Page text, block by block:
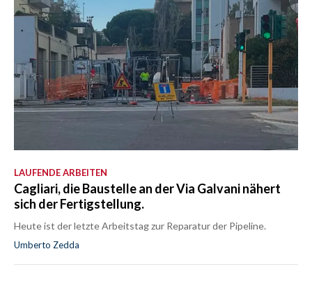
LAUFENDE ARBEITEN
Cagliari, die Baustelle an der Via Galvani nähert
sich der Fertigstellung.
Heute ist der letzte Arbeitstag zur Reparatur der Pipeline.
Umberto Zedda